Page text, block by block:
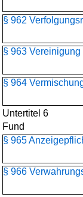
§ 962
§ 963
§ 964
Untertitel 6
Fund
§ 965
§ 966